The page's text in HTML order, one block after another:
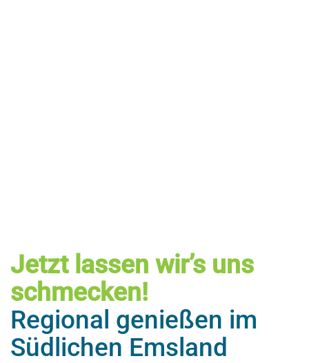
Jetzt lassen wir’s uns
schmecken!
Regional genießen im
Südlichen Emsland